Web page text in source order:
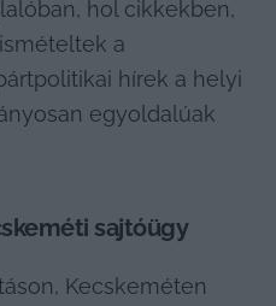
hol cikkekben,
a
hírek a helyi
egyoldalúak
sajtóügy
Kecskeméten